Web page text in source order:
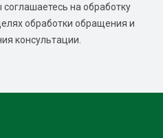
на обработку
обработки обращения и
консультации.